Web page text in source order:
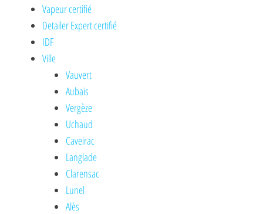
Vapeur certifié
Detailer Expert certifié
IDF
Ville
Vauvert
Aubais
Vergèze
Uchaud
Caveirac
Langlade
Clarensac
Lunel
Alès